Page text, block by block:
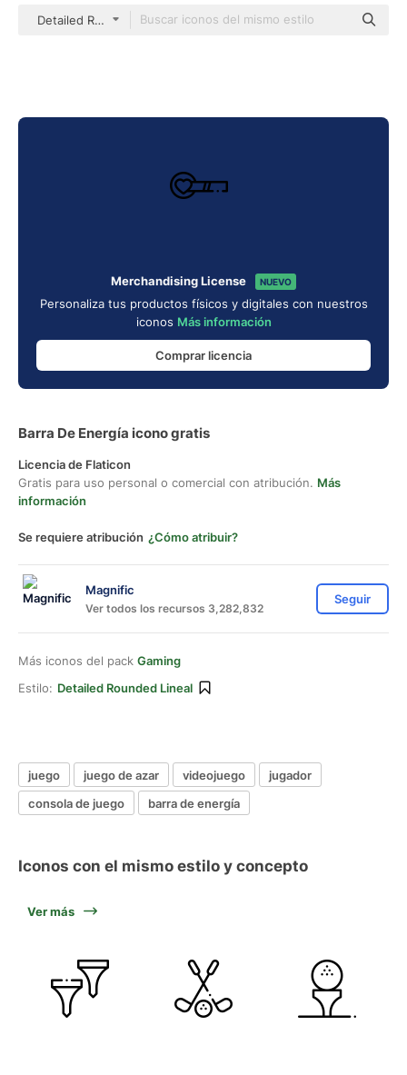
Detailed Rounded Lineal
Merchandising License NUEVO
Personaliza tus productos físicos y digitales con nuestros
iconos Más información
Comprar licencia
Barra De Energía icono gratis
Licencia de Flaticon
Gratis para uso personal o comercial con atribución. Más
información
Se requiere atribución ¿Cómo atribuir?
Magnific
Ver todos los recursos 3,282,832
Seguir
Más iconos del pack Gaming
Estilo: Detailed Rounded Lineal
juego juego de azar videojuego
jugador
consola de juego
barra de energía
Iconos con el mismo estilo y concepto
Ver más